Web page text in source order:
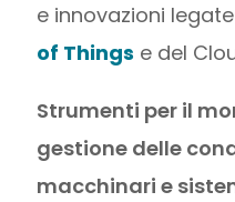
e innovazioni
of Things e del
Strumenti per il
gestione delle
macchinari e